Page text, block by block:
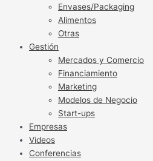
Envases/Packaging
Alimentos
Otras
Gestión
Mercados y Comercio
Financiamiento
Marketing
Modelos de Negocio
Start-ups
Empresas
Videos
Conferencias